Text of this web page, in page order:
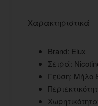
Χαρακτηριστικά
Brand: Elux
Σειρά:
Γεύση: Μήλο